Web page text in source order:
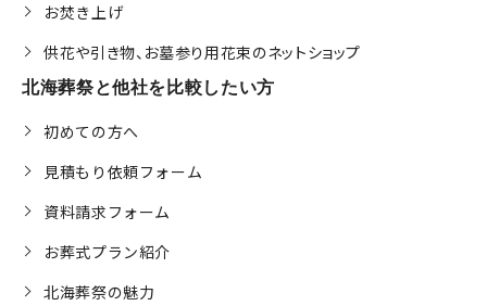
お焚き上げ
供花や引き物、お墓参り用花束のネットショップ
北海葬祭と他社を比較したい方
初めての方へ
見積もり依頼フォーム
資料請求フォーム
お葬式プラン紹介
北海葬祭の魅力